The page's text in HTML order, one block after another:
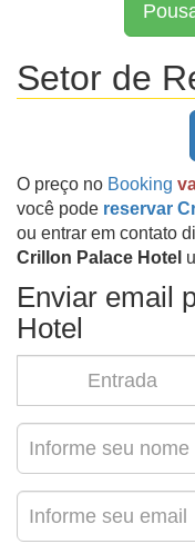
Setor de
O preço no Booking
você pode reservar
ou entrar em contato
Crillon Palace Hotel
Enviar email
Hotel